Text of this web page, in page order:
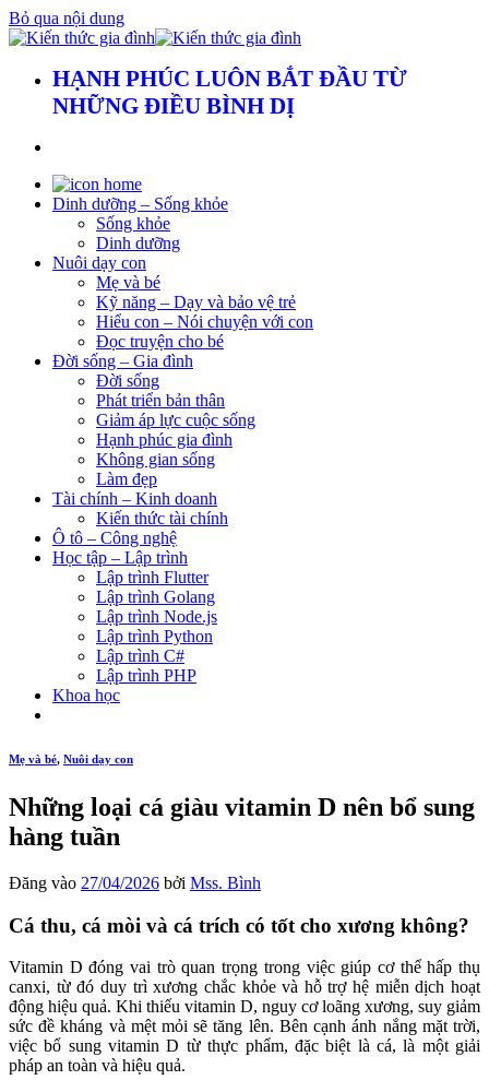
Bỏ qua nội dung
HẠNH PHÚC LUÔN BẮT ĐẦU TỪ
NHỮNG ĐIỀU BÌNH DỊ
Dinh dưỡng – Sống khỏe
Sống khỏe
Dinh dưỡng
Nuôi dạy con
Mẹ và bé
Kỹ năng – Dạy và bảo vệ trẻ
Hiểu con – Nói chuyện với con
Đọc truyện cho bé
Đời sống – Gia đình
Đời sống
Phát triển bản thân
Giảm áp lực cuộc sống
Hạnh phúc gia đình
Không gian sống
Làm đẹp
Tài chính – Kinh doanh
Kiến thức tài chính
Ô tô – Công nghệ
Học tập – Lập trình
Lập trình Flutter
Lập trình Golang
Lập trình Node.js
Lập trình Python
Lập trình C#
Lập trình PHP
Khoa học
Mẹ và bé, Nuôi dạy con
Những loại cá giàu vitamin D nên bổ sung
hàng tuần
Đăng vào 27/04/2026 bởi Mss. Bình
Cá thu, cá mòi và cá trích có tốt cho xương không?
Vitamin D đóng vai trò quan trọng trong việc giúp cơ thể hấp thụ
canxi, từ đó duy trì xương chắc khỏe và hỗ trợ hệ miễn dịch hoạt
động hiệu quả. Khi thiếu vitamin D, nguy cơ loãng xương, suy giảm
sức đề kháng và mệt mỏi sẽ tăng lên. Bên cạnh ánh nắng mặt trời,
việc bổ sung vitamin D từ thực phẩm, đặc biệt là cá, là một giải
pháp an toàn và hiệu quả.